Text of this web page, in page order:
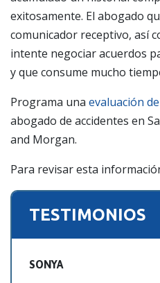
exitosamente. El abogado
comunicador receptivo, así
intente negociar acuerdos
y que consume mucho
Programa una evaluación
abogado de accidentes en
and Morgan.
Para revisar esta
TESTIMONIOS
SONYA